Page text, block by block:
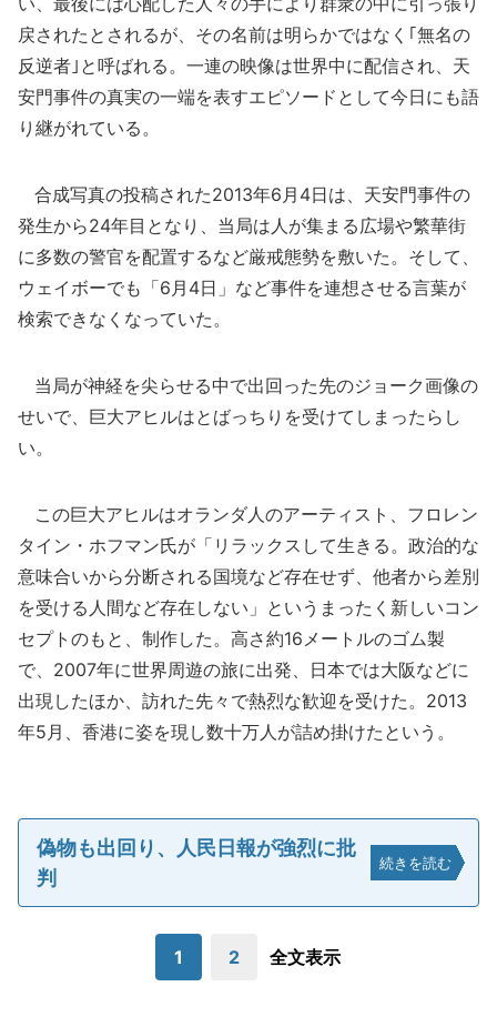
戻されたとされるが、その名前は明らかではなく｢無名の
反逆者｣と呼ばれる。一連の映像は世界中に配信され、天
安門事件の真実の一端を表すエピソードとして今日にも語
り継がれている。
合成写真の投稿された2013年6月4日は、天安門事件の
発生から24年目となり、当局は人が集まる広場や繁華街
に多数の警官を配置するなど厳戒態勢を敷いた。そして、
ウェイボーでも「6月4日」など事件を連想させる言葉が
検索できなくなっていた。
当局が神経を尖らせる中で出回った先のジョーク画像の
せいで、巨大アヒルはとばっちりを受けてしまったらし
い。
この巨大アヒルはオランダ人のアーティスト、フロレン
タイン・ホフマン氏が「リラックスして生きる。政治的な
意味合いから分断される国境など存在せず、他者から差別
を受ける人間など存在しない」というまったく新しいコン
セプトのもと、制作した。高さ約16メートルのゴム製
で、2007年に世界周遊の旅に出発、日本では大阪などに
出現したほか、訪れた先々で熱烈な歓迎を受けた。2013
年5月、香港に姿を現し数十万人が詰め掛けたという。
偽物も出回り、人民日報が強烈に批
判
続きを読む
1 2 全文表示